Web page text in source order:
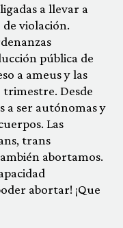
a llevar a
violación.
pública de
a ameus y las
trimestre. Desde
a ser autónomas y
Las
trans
abortamos.
abortar! ¡Que